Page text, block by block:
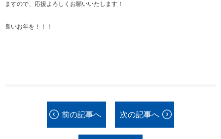
ますので、応援よろしくお願いいたします！
良いお年を！！！
前の記事へ 次の記事へ